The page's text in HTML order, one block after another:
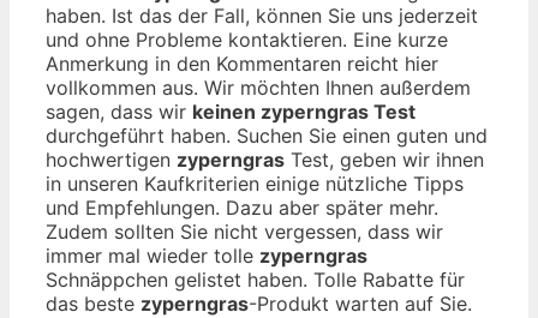
haben. Ist das der Fall, können Sie uns jederzeit
und ohne Probleme kontaktieren. Eine kurze
Anmerkung in den Kommentaren reicht hier
vollkommen aus. Wir möchten Ihnen außerdem
sagen, dass wir keinen zyperngras Test
durchgeführt haben. Suchen Sie einen guten und
hochwertigen zyperngras Test, geben wir ihnen
in unseren Kaufkriterien einige nützliche Tipps
und Empfehlungen. Dazu aber später mehr.
Zudem sollten Sie nicht vergessen, dass wir
immer mal wieder tolle zyperngras
Schnäppchen gelistet haben. Tolle Rabatte für
das beste zyperngras-Produkt warten auf Sie.